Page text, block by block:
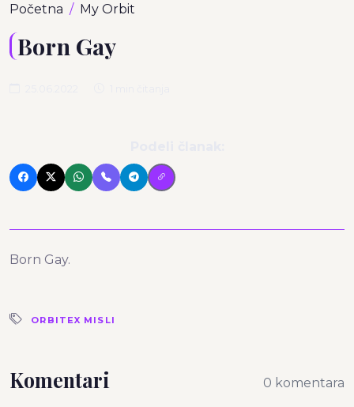
Početna My Orbit
Born Gay
Born Gay.
ORBITEX MISLI
Komentari 0 komentara